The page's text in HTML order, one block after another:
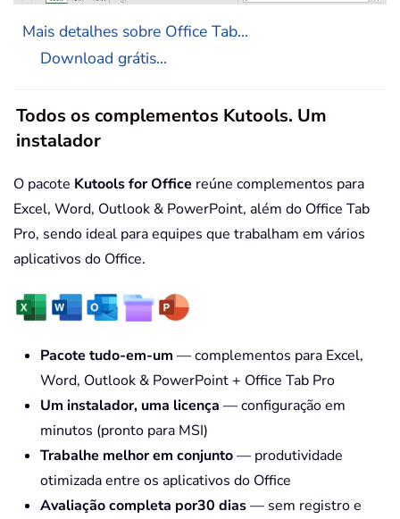
Mais detalhes sobre Office Tab...
Download grátis...
Todos os complementos Kutools. Um
instalador
O pacote Kutools for Office reúne complementos para
Excel, Word, Outlook & PowerPoint, além do Office Tab
Pro, sendo ideal para equipes que trabalham em vários
aplicativos do Office.
Pacote tudo-em-um — complementos para Excel,
Word, Outlook & PowerPoint + Office Tab Pro
Um instalador, uma licença — configuração em
minutos (pronto para MSI)
Trabalhe melhor em conjunto— produtividade
otimizada entre os aplicativos do Office
Avaliação completa por30 dias— sem registro e